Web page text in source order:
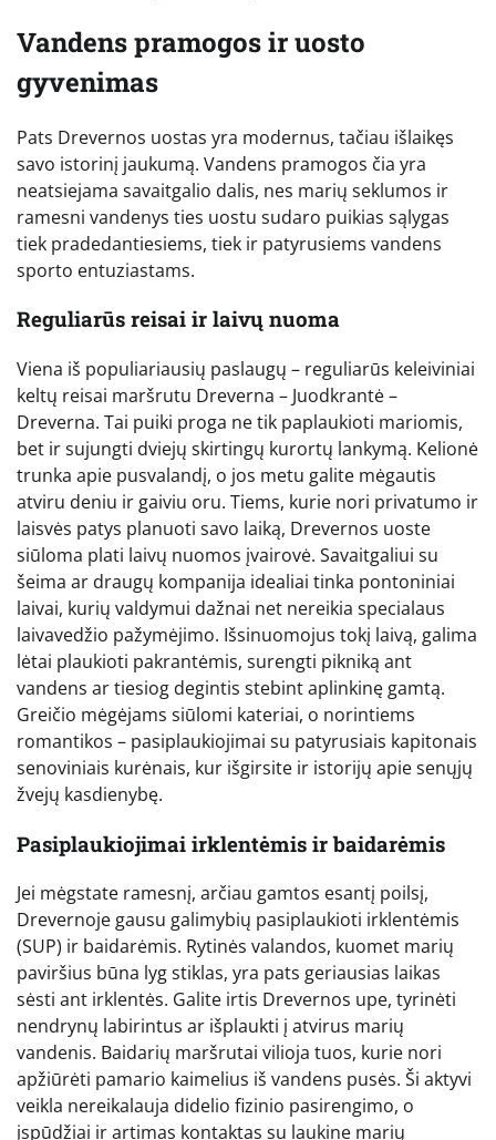
Vandens pramogos ir uosto
gyvenimas
Pats Drevernos uostas yra modernus, tačiau išlaikęs
savo istorinį jaukumą. Vandens pramogos čia yra
neatsiejama savaitgalio dalis, nes marių seklumos ir
ramesni vandenys ties uostu sudaro puikias sąlygas
tiek pradedantiesiems, tiek ir patyrusiems vandens
sporto entuziastams.
Reguliarūs reisai ir laivų nuoma
Viena iš populiariausių paslaugų – reguliarūs keleiviniai
keltų reisai maršrutu Dreverna – Juodkrantė –
Dreverna. Tai puiki proga ne tik paplaukioti mariomis,
bet ir sujungti dviejų skirtingų kurortų lankymą. Kelionė
trunka apie pusvalandį, o jos metu galite mėgautis
atviru deniu ir gaiviu oru. Tiems, kurie nori privatumo ir
laisvės patys planuoti savo laiką, Drevernos uoste
siūloma plati laivų nuomos įvairovė. Savaitgaliui su
šeima ar draugų kompanija idealiai tinka pontoniniai
laivai, kurių valdymui dažnai net nereikia specialaus
laivavedžio pažymėjimo. Išsinuomojus tokį laivą, galima
lėtai plaukioti pakrantėmis, surengti pikniką ant
vandens ar tiesiog degintis stebint aplinkinę gamtą.
Greičio mėgėjams siūlomi kateriai, o norintiems
romantikos – pasiplaukiojimai su patyrusiais kapitonais
senoviniais kurėnais, kur išgirsite ir istorijų apie senųjų
žvejų kasdienybę.
Pasiplaukiojimai irklentėmis ir baidarėmis
Jei mėgstate ramesnį, arčiau gamtos esantį poilsį,
Drevernoje gausu galimybių pasiplaukioti irklentėmis
(SUP) ir baidarėmis. Rytinės valandos, kuomet marių
paviršius būna lyg stiklas, yra pats geriausias laikas
sėsti ant irklentės. Galite irtis Drevernos upe, tyrinėti
nendrynų labirintus ar išplaukti į atvirus marių
vandenis. Baidarių maršrutai vilioja tuos, kurie nori
apžiūrėti pamario kaimelius iš vandens pusės. Ši aktyvi
veikla nereikalauja didelio fizinio pasirengimo, o
įspūdžiai ir artimas kontaktas su laukine marių